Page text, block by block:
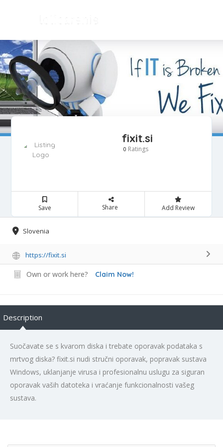
fixit.si
0 Ratings
Save Share Add Review
Slovenia
https://fixit.si
Own or work here? Claim Now!
Description
Suočavate se s kvarom diska i trebate oporavak podataka s
mrtvog diska? fixit.si nudi stručni oporavak, popravak sustava
Windows, uklanjanje virusa i profesionalnu uslugu za siguran
oporavak vaših datoteka i vraćanje funkcionalnosti vašeg
sustava.